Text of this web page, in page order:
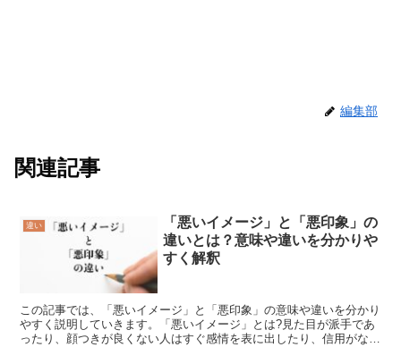
編集部
関連記事
違い
「悪いイメージ」と「悪印象」の
違いとは？意味や違いを分かりや
すく解釈
この記事では、「悪いイメージ」と「悪印象」の意味や違いを分かり
やすく説明していきます。「悪いイメージ」とは?見た目が派手であ
ったり、顔つきが良くない人はすぐ感情を表に出したり、信用がない